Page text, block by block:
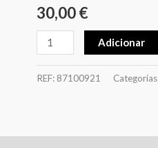
30,00€
para
Adicionar
REF: 87100921